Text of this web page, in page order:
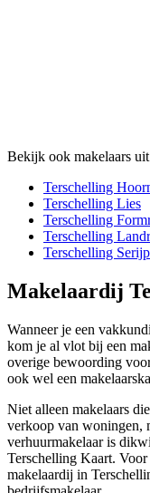
Bekijk ook makelaars uit
Terschelling
Terschelling Lies
Terschelling
Terschelling Landr
Terschelling Serijp
Makelaardij
Wanneer je een
kom je al vlot bij een
overige bewoording
ook wel een
Niet alleen makelaars
verkoop van woningen,
verhuurmakelaar is
Terschelling Kaart. Voor
makelaardij in